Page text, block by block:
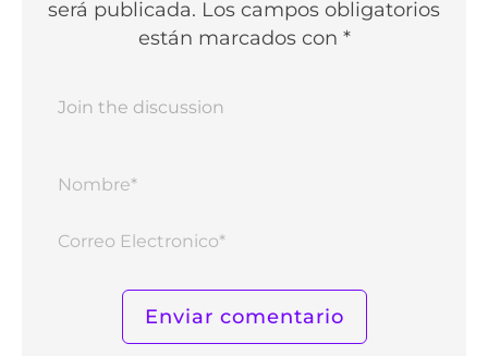
será publicada. Los campos obligatorios
están marcados con *